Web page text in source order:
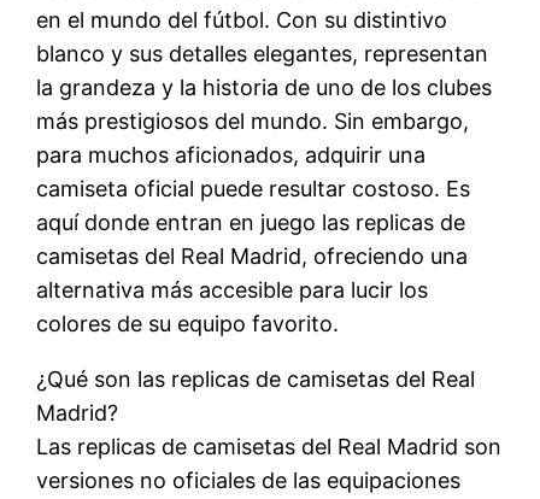
en el mundo del fútbol. Con su distintivo
blanco y sus detalles elegantes, representan
la grandeza y la historia de uno de los clubes
más prestigiosos del mundo. Sin embargo,
para muchos aficionados, adquirir una
camiseta oficial puede resultar costoso. Es
aquí donde entran en juego las replicas de
camisetas del Real Madrid, ofreciendo una
alternativa más accesible para lucir los
colores de su equipo favorito.
¿Qué son las replicas de camisetas del Real
Madrid?
Las replicas de camisetas del Real Madrid son
versiones no oficiales de las equipaciones